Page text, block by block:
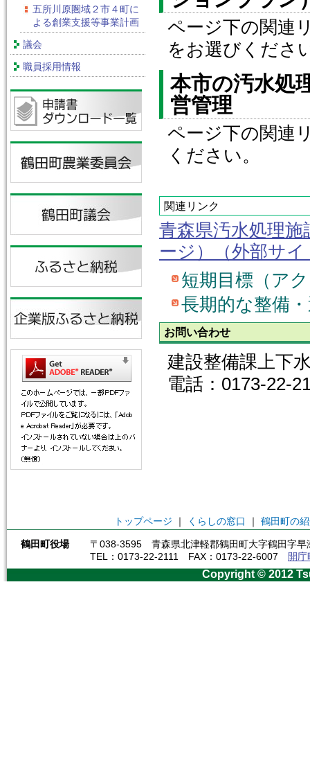
五所川原圏域２市４町に
よる創業支援等事業計画
議会
職員採用情報
ページ下の関連
をお選びくださ
本市の汚水処
営管理
ページ下の関連
ください。
関連リンク
青森県汚水処理
ージ）（外部サ
短期目標（ア
長期的な整備
お問い合わせ
建設整備課上
電話：0173-22-
トップページ ｜ くらしの窓口 ｜ 鶴田町の
鶴田町役場
〒038-3595 青森県北津軽郡鶴田町大字鶴田字早
TEL：0173-22-2111 FAX：0173-22-6007
開
Copyright © 2012